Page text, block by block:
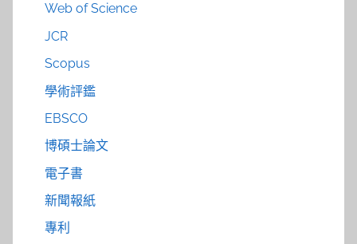
Web of Science
JCR
Scopus
學術評鑑
EBSCO
博碩士論文
電子書
新聞報紙
專利